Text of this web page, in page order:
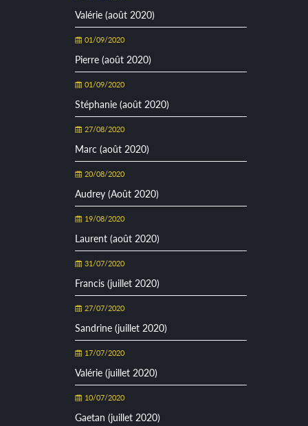
Valérie (août 2020)
01/09/2020
Pierre (août 2020)
01/09/2020
Stéphanie (août 2020)
27/08/2020
Marc (août 2020)
20/08/2020
Audrey (Août 2020)
19/08/2020
Laurent (août 2020)
31/07/2020
Francis (juillet 2020)
27/07/2020
Sandrine (juillet 2020)
17/07/2020
Valérie (juillet 2020)
10/07/2020
Gaetan (juillet 2020)